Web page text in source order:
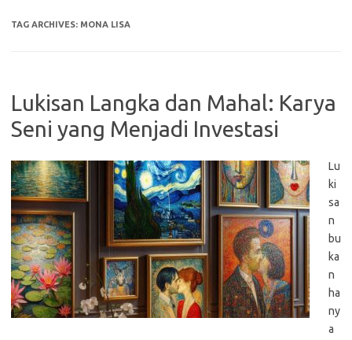
TAG ARCHIVES: MONA LISA
Lukisan Langka dan Mahal: Karya
Seni yang Menjadi Investasi
Lu
ki
sa
n
bu
ka
n
ha
ny
a